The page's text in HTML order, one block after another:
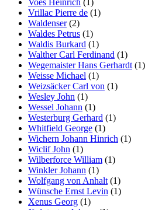
Vrillac Pierre de (1)
Waldenser(2)
Waldes Petrus (1)
Waldis Burkard (1)
Walther Carl Ferdinand (1)
Wegemaister Hans Gerhardt (1)
Weisse Michael (1)
Weizsäcker Carl von (1)
Wesley John (1)
Wessel Johann (1)
Westerburg Gerhard (1)
Whitfield George (1)
Wichern Johann Hinrich (1)
Wiclif John (1)
Wilberforce William (1)
Winkler Johann (1)
Wolfgang von Anhalt (1)
Wünsche Ernst Levin (1)
Xenus Georg (1)